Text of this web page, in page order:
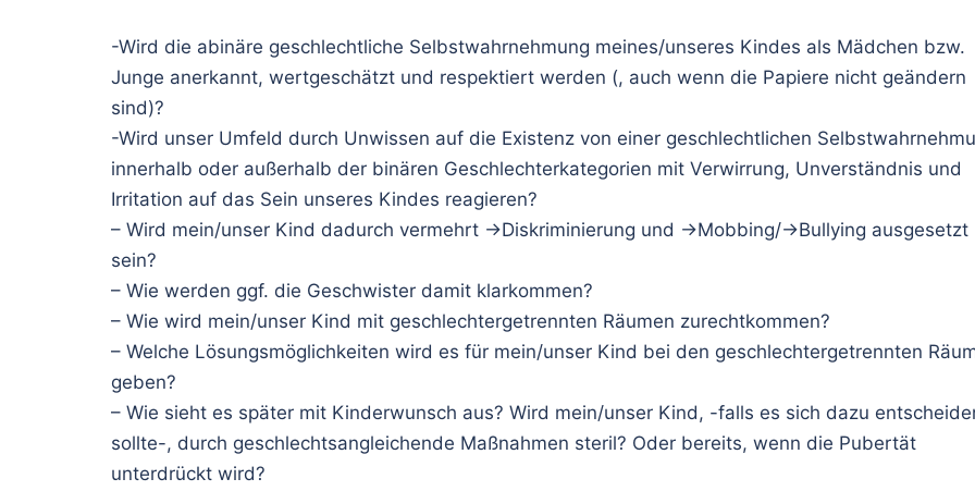
-Wird die abinäre geschlechtliche Selbstwahrnehmung meines/unseres Kindes als Mädchen bzw.
Junge anerkannt, wertgeschätzt und respektiert werden (, auch wenn die Papiere nicht geändern
sind)?
-Wird unser Umfeld durch Unwissen auf die Existenz von einer geschlechtlichen
innerhalb oder außerhalb der binären Geschlechterkategorien mit Verwirrung, Unverständnis und
Irritation auf das Sein unseres Kindes reagieren?
– Wird mein/unser Kind dadurch vermehrt →Diskriminierung und →Mobbing/→Bullying ausgesetzt
sein?
– Wie werden ggf. die Geschwister damit klarkommen?
– Wie wird mein/unser Kind mit geschlechtergetrennten Räumen zurechtkommen?
– Welche Lösungsmöglichkeiten wird es für mein/unser Kind bei den geschlechtergetrennten
geben?
– Wie sieht es später mit Kinderwunsch aus? Wird mein/unser Kind, -falls es sich dazu
sollte-, durch geschlechtsangleichende Maßnahmen steril? Oder bereits, wenn die Pubertät
unterdrückt wird?